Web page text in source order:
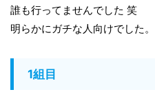
誰も行ってませんでした 笑
明らかにガチな人向けでした。
1組目